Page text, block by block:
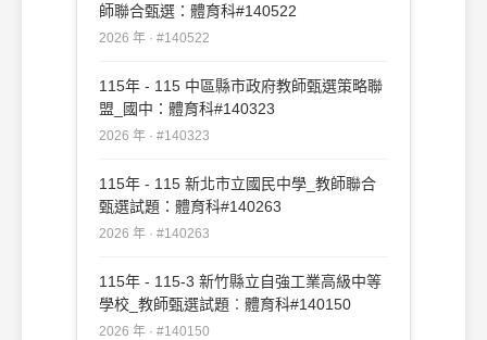
師聯合甄選：體育科#140522
2026 年 · #140522
115年 - 115 中區縣市政府教師甄選策略聯
盟_國中：體育科#140323
2026 年 · #140323
115年 - 115 新北市立國民中學_教師聯合
甄選試題：體育科#140263
2026 年 · #140263
115年 - 115-3 新竹縣立自強工業高級中等
學校_教師甄選試題︰體育科#140150
2026 年 · #140150